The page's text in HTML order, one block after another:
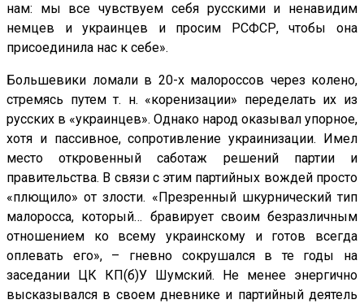
нам: мы все чувствуем себя русскими и ненавидим
немцев и украинцев и просим РСФСР, чтобы она
присоединила нас к себе».
Большевики ломали в 20-х малороссов через колено,
стремясь путем т. н. «коренизации» переделать их из
русских в «украинцев». Однако народ оказывал упорное,
хотя и пассивное, сопротивление украинизации. Имел
место откровенный саботаж решений партии и
правительства. В связи с этим партийных вождей просто
«плющило» от злости. «Презренный шкурнический тип
малоросса, который… бравирует своим безразличным
отношением ко всему украинскому и готов всегда
оплевать его», – гневно сокрушался в те годы на
заседании ЦК КП(б)У Шумский. Не менее энергично
высказывался в своем дневнике и партийный деятель